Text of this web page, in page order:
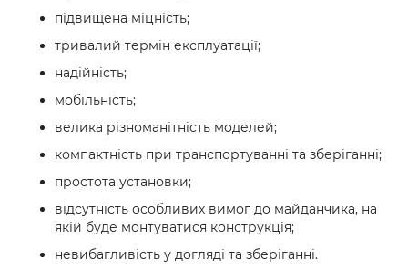
підвищена міцність;
тривалий термін експлуатації;
надійність;
мобільність;
велика різноманітність моделей;
компактність при транспортуванні та зберіганні;
простота установки;
відсутність особливих вимог до майданчика, на
якій буде монтуватися конструкція;
невибагливість у догляді та зберіганні.